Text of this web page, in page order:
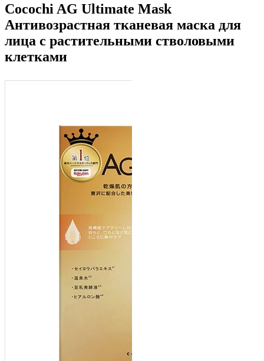
Cocochi AG Ultimate Mask
Антивозрастная тканевая маска для
лица с растительными стволовыми
клетками